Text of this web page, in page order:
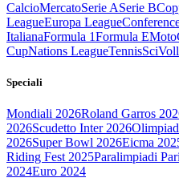
CalcioMercatoSerie ASerie B
LeagueEuropa League
ItalianaFormula 1Formula E
CupNations LeagueTennisSci
Speciali
Mondiali 2026Roland Garros
2026Scudetto Inter 2026
2026Super Bowl 2026Eicma
Riding Fest 2025Paralimpiadi
2024Euro 2024